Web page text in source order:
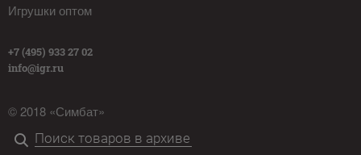
Игрушки оптом
+7 (495) 933 27 02
info@igr.ru
© 2018 «Симбат»